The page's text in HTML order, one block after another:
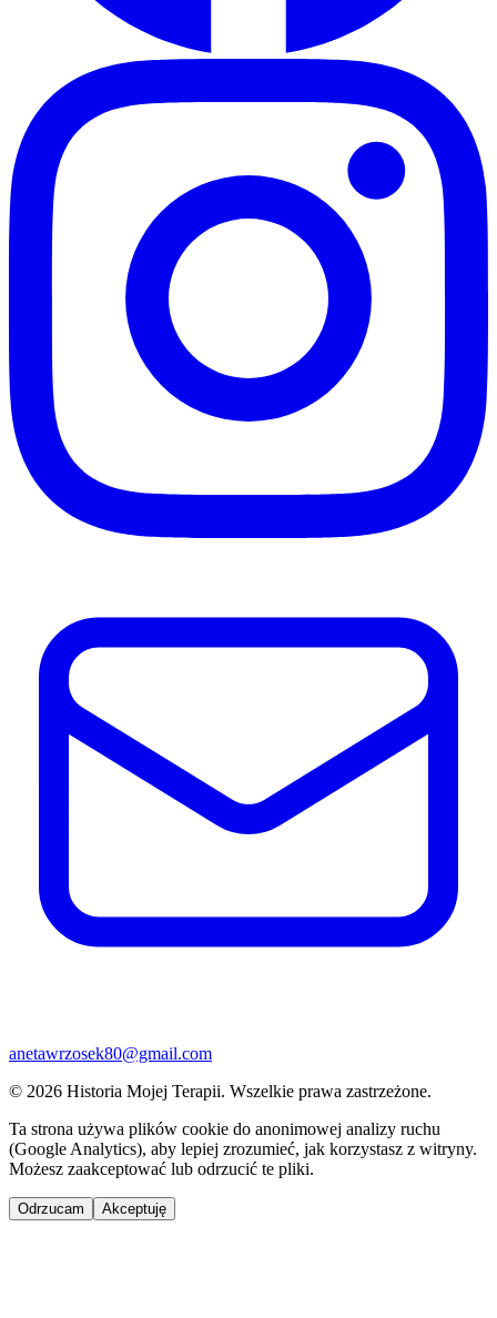
anetawrzosek80@gmail.com
© 2026 Historia Mojej Terapii. Wszelkie prawa zastrzeżone.
Ta strona używa plików cookie do anonimowej analizy ruchu
(Google Analytics), aby lepiej zrozumieć, jak korzystasz z witryny.
Możesz zaakceptować lub odrzucić te pliki.
Odrzucam Akceptuję